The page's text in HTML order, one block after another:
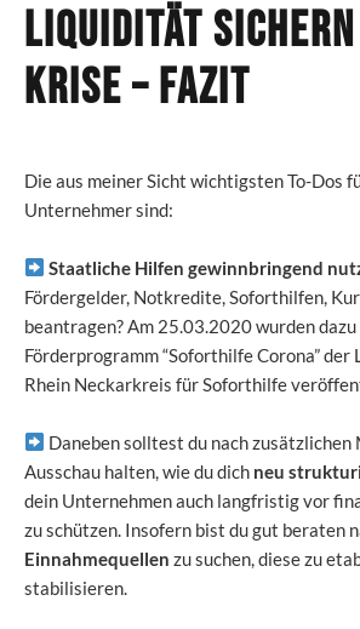
Liquidität
Krise– Fazit
Die aus meiner Sicht wichtigsten To-Dos
Unternehmer sind:
Staatliche Hilfen gewinnbringend
Fördergelder, Notkredite, Soforthilfen,
beantragen? Am 25.03.2020 wurden
Förderprogramm “Soforthilfe Corona” der
Rhein Neckarkreis für Soforthilfe
Daneben solltest du nach
Ausschau halten, wie du dich neu
dein Unternehmen auch langfristig vor
zu schützen. Insofern bist du gut beraten
Einnahmequellen zu suchen, diese zu
stabilisieren.